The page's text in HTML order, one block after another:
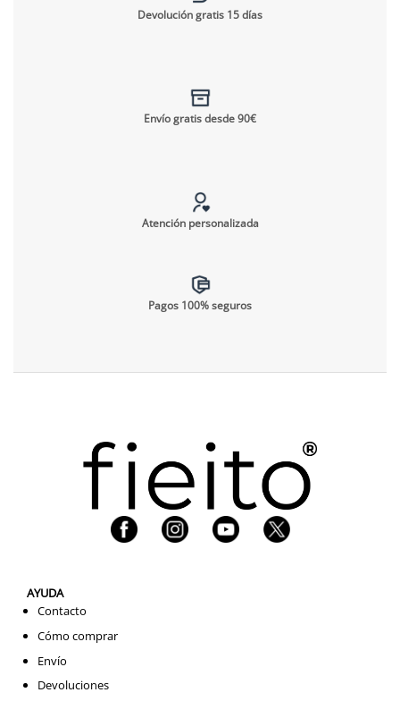
Devolución gratis 15 días
Envío gratis desde 90€
Atención personalizada
Pagos 100% seguros
AYUDA
Contacto
Cómo comprar
Envío
Devoluciones